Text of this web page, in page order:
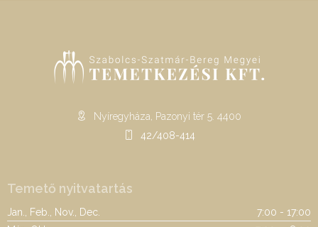
Nyíregyháza, Pazonyi tér 5. 4400
42/408-414
Temető nyitvatartás
Jan., Feb., Nov., Dec.
7:00 - 17:00